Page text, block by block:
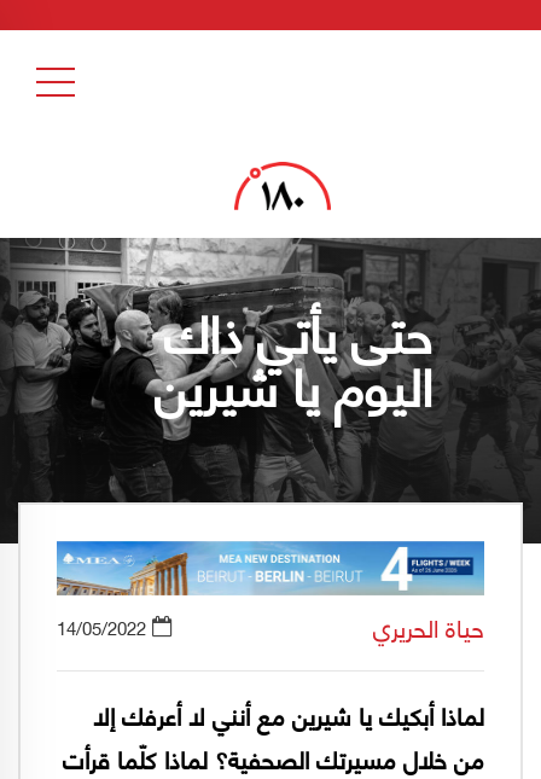
حتى يأتي ذاك
اليوم يا شيرين
حياة الحريري 14/05/2022
لماذا أبكيك يا شيرين مع أنني لا أعرفك إلا
من خلال مسيرتك الصحفية؟ لماذا كلّما قرأت